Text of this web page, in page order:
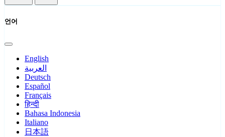
언어
English
العربية
Deutsch
Español
Français
हिन्दी
Bahasa Indonesia
Italiano
日本語